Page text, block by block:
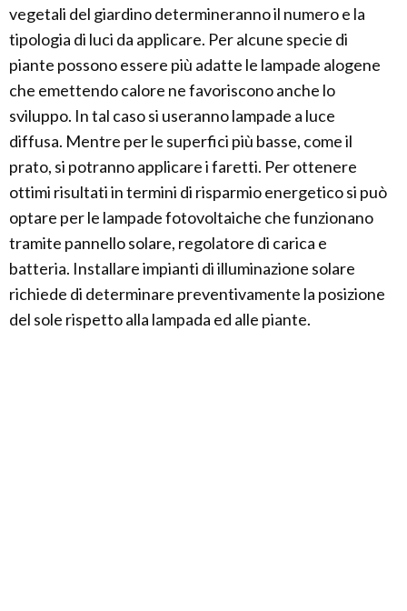
vegetali del giardino determineranno il numero e la
tipologia di luci da applicare. Per alcune specie di
piante possono essere più adatte le lampade alogene
che emettendo calore ne favoriscono anche lo
sviluppo. In tal caso si useranno lampade a luce
diffusa. Mentre per le superfici più basse, come il
prato, si potranno applicare i faretti. Per ottenere
ottimi risultati in termini di risparmio energetico si può
optare per le lampade fotovoltaiche che funzionano
tramite pannello solare, regolatore di carica e
batteria. Installare impianti di illuminazione solare
richiede di determinare preventivamente la posizione
del sole rispetto alla lampada ed alle piante.